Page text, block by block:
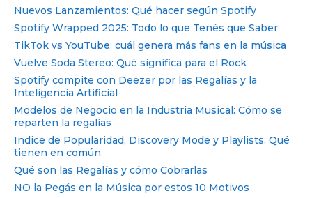
Nuevos Lanzamientos: Qué hacer según Spotify
Spotify Wrapped 2025: Todo lo que Tenés que Saber
TikTok vs YouTube: cuál genera más fans en la música
Vuelve Soda Stereo: Qué significa para el Rock
Spotify compite con Deezer por las Regalías y la
Inteligencia Artificial
Modelos de Negocio en la Industria Musical: Cómo se
reparten la regalías
Indice de Popularidad, Discovery Mode y Playlists: Qué
tienen en común
Qué son las Regalías y cómo Cobrarlas
NO la Pegás en la Música por estos 10 Motivos